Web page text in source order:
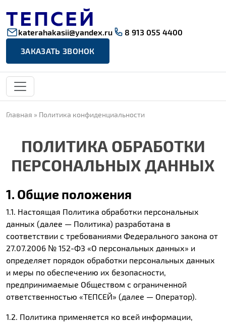
katerahakasii@yandex.ru
8 913 055 4400
ЗАКАЗАТЬ ЗВОНОК
Главная » Политика конфиденциальности
ПОЛИТИКА ОБРАБОТКИ
ПЕРСОНАЛЬНЫХ ДАННЫХ
1. Общие положения
1.1. Настоящая Политика обработки персональных
данных (далее — Политика) разработана в
соответствии с требованиями Федерального закона от
27.07.2006 № 152-ФЗ «О персональных данных» и
определяет порядок обработки персональных данных
и меры по обеспечению их безопасности,
предпринимаемые Обществом с ограниченной
ответственностью «ТЕПСЕЙ» (далее — Оператор).
1.2. Политика применяется ко всей информации,